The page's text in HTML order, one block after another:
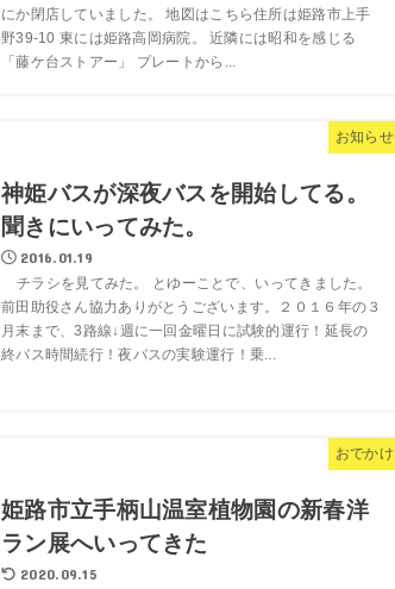
にか閉店していました。 地図はこちら住所は姫路市上手
野39-10 東には姫路高岡病院。 近隣には昭和を感じる
「藤ケ台ストアー」 プレートから...
お知らせ
神姫バスが深夜バスを開始してる。
聞きにいってみた。
2016.01.19
チラシを見てみた。 とゆーことで、いってきました。
前田助役さん協力ありがとうございます。２０１６年の３
月末まで、3路線↓週に一回金曜日に試験的運行！延長の
終バス時間続行！夜バスの実験運行！乗...
おでかけ
姫路市立手柄山温室植物園の新春洋
ラン展へいってきた
2020.09.15